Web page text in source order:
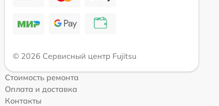
© 2026 Сервисный центр Fujitsu
Стоимость ремонта
Оплата и доставка
Контакты